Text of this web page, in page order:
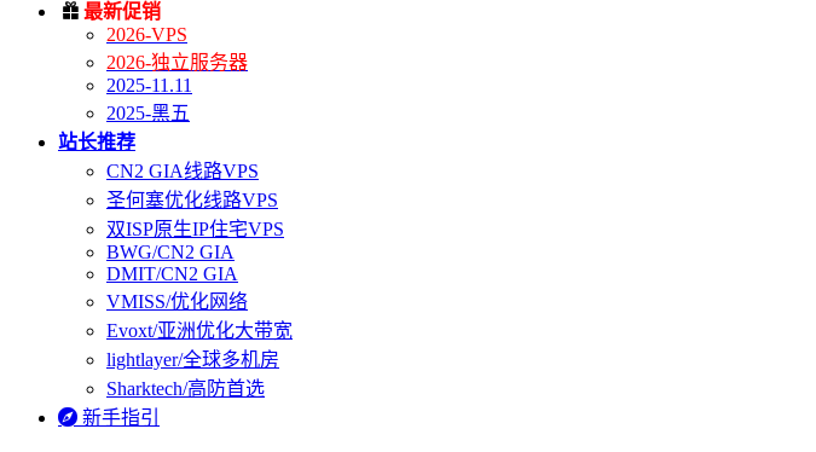
 最新促销
2026-VPS
2026-独立服务器
2025-11.11
2025-黑五
站长推荐
CN2 GIA线路VPS
圣何塞优化线路VPS
双ISP原生IP住宅VPS
BWG/CN2 GIA
DMIT/CN2 GIA
VMISS/优化网络
Evoxt/亚洲优化大带宽
lightlayer/全球多机房
Sharktech/高防首选
 新手指引